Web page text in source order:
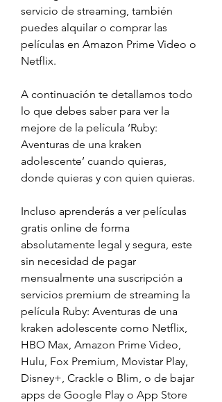
servicio de streaming, también
puedes alquilar o comprar las
películas en Amazon Prime Video o
Netflix.
A continuación te detallamos todo
lo que debes saber para ver la
mejore de la película ‘Ruby:
Aventuras de una kraken
adolescente’ cuando quieras,
donde quieras y con quien quieras.
Incluso aprenderás a ver películas
gratis online de forma
absolutamente legal y segura, este
sin necesidad de pagar
mensualmente una suscripción a
servicios premium de streaming la
película Ruby: Aventuras de una
kraken adolescente como Netflix,
HBO Max, Amazon Prime Video,
Hulu, Fox Premium, Movistar Play,
Disney+, Crackle o Blim, o de bajar
apps de Google Play o App Store